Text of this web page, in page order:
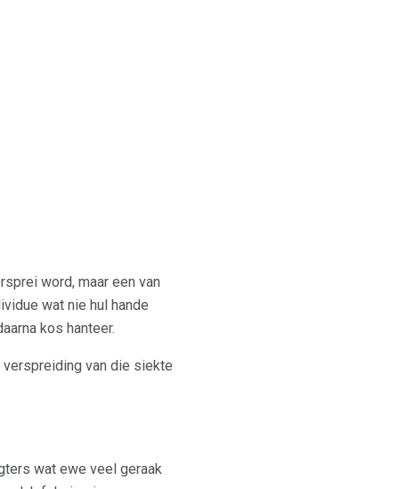
word, maar een van
wat nie hul hande
kos hanteer.
van die siekte
wat ewe veel geraak